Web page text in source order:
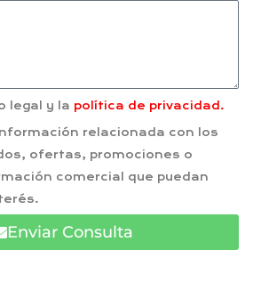
legal y la política de privacidad.
relacionada con los
ofertas, promociones o
comercial que puedan
Enviar Consulta